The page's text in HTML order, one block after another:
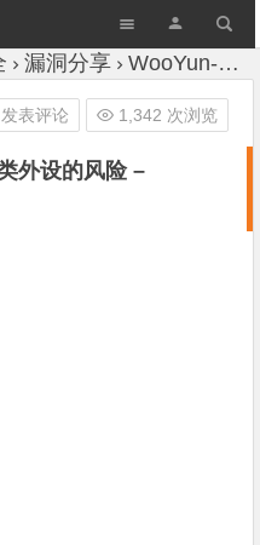
漏洞分享 WooYun-Drops
外设的风险 –
发表评论 1,342 次浏览